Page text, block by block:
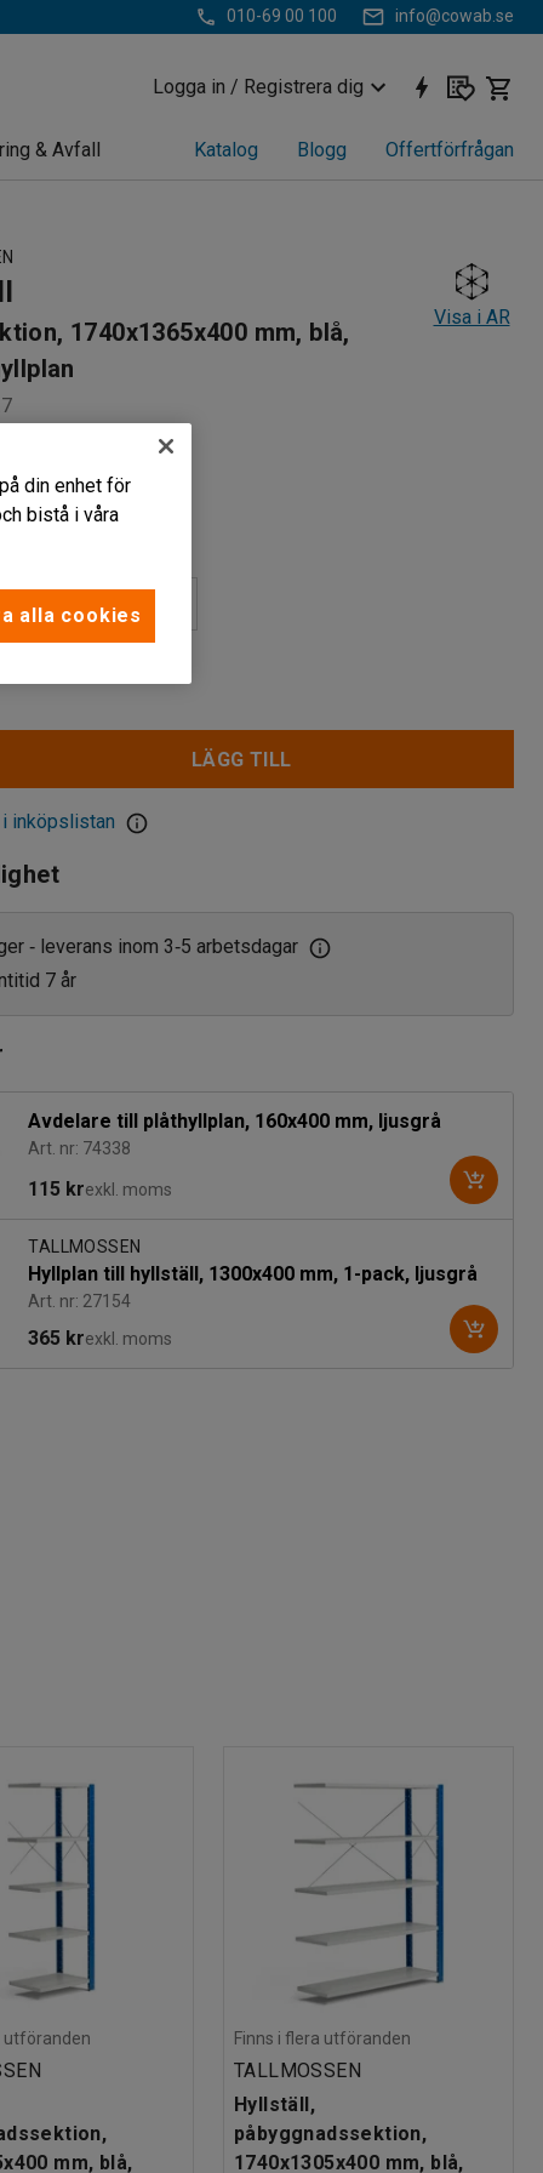
010-69 00 100 info@cowab.se
Logga in / Registrera dig
& Avfall Katalog Blogg Offertförfrågan
1740x1365x400 mm, blå,
Visa i AR
gavelkryss
LÄGG TILL
inköpslistan
‑ leverans inom 3‑5 arbetsdagar
7 år
Avdelare till plåthyllplan, 160x400 mm, ljusgrå
Art. nr: 74338
115 krexkl. moms
TALLMOSSEN
Hyllplan till hyllställ, 1300x400 mm, 1-pack, ljusgrå
Art. nr: 27154
365 krexkl. moms
utföranden
mm, blå,
Finns i flera utföranden
TALLMOSSEN
Hyllställ,
påbyggnadssektion,
1740x1305x400 mm, blå,
din enhet för
bistå i våra
alla cookies